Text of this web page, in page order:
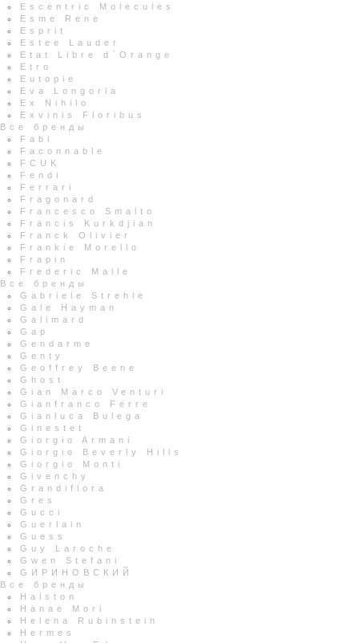
Escentric Molecules
Esme Rene
Esprit
Estee Lauder
Etat Libre d`Orange
Etro
Eutopie
Eva Longoria
Ex Nihilo
Exvinis Floribus
Все бренды
Fabi
Faconnable
FCUK
Fendi
Ferrari
Fragonard
Francesco Smalto
Francis Kurkdjian
Franck Olivier
Frankie Morello
Frapin
Frederic Malle
Все бренды
Gabriele Strehle
Gale Hayman
Galimard
Gap
Gendarme
Genty
Geoffrey Beene
Ghost
Gian Marco Venturi
Gianfranco Ferre
Gianluca Bulega
Ginestet
Giorgio Armani
Giorgio Beverly Hills
Giorgio Monti
Givenchy
Grandiflora
Gres
Gucci
Guerlain
Guess
Guy Laroche
Gwen Stefani
GИРИНОВСКИЙ
Все бренды
Halston
Hanae Mori
Helena Rubinstein
Hermes